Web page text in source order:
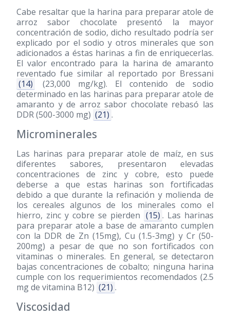
Cabe resaltar que la harina para preparar atole de
arroz sabor chocolate presentó la mayor
concentración de sodio, dicho resultado podría ser
explicado por el sodio y otros minerales que son
adicionados a éstas harinas a fin de enriquecerlas.
El valor encontrado para la harina de amaranto
reventado fue similar al reportado por Bressani
(14)
(23,000 mg/kg). El contenido de sodio
determinado en las harinas para preparar atole de
amaranto y de arroz sabor chocolate rebasó las
DDR (500-3000 mg) (21) .
Microminerales
Las harinas para preparar atole de maíz, en sus
diferentes sabores, presentaron elevadas
concentraciones de zinc y cobre, esto puede
deberse a que estas harinas son fortificadas
debido a que durante la refinación y molienda de
los cereales algunos de los minerales como el
hierro, zinc y cobre se pierden (15) . Las harinas
para preparar atole a base de amaranto cumplen
con la DDR de Zn (15mg), Cu (1.5-3mg) y Cr (50-
200mg) a pesar de que no son fortificados con
vitaminas o minerales. En general, se detectaron
bajas concentraciones de cobalto; ninguna harina
cumple con los requerimientos recomendados (2.5
mg de vitamina B12) (21) .
Viscosidad